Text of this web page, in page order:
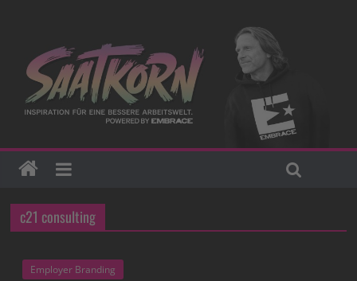
c21 consulting
Employer Branding